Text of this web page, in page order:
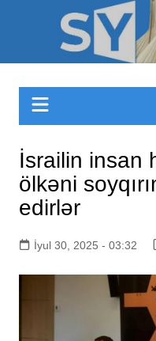
İsrailin insan
ölkəni
edirlər
İyul 30, 2025 - 03:32